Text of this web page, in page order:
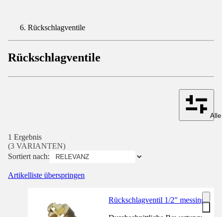
Rückschlagventile
Rückschlagventile
1 Ergebnis
(3 VARIANTEN)
Sortiert nach:
Artikelliste überspringen
Rückschlagventil 1/2" messing